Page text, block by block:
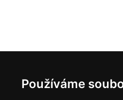
Používáme